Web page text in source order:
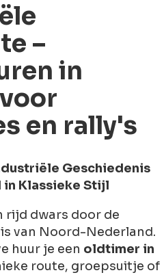
–
in
en rally's
Geschiedenis
Klassieke Stijl
rijd dwars door de
van Noord-Nederland.
huur je een oldtimer in
route, groepsuitje of